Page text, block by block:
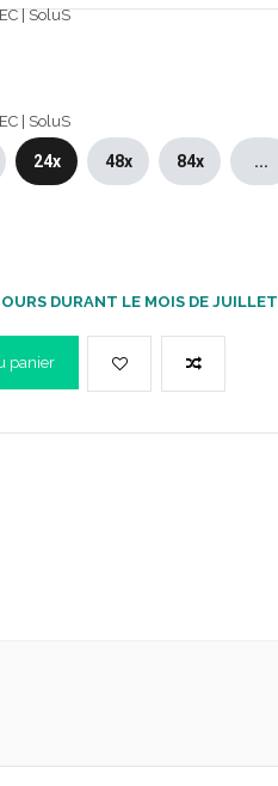
24x 48x 84x ...
DURANT LE MOIS DE JUILLET
panier